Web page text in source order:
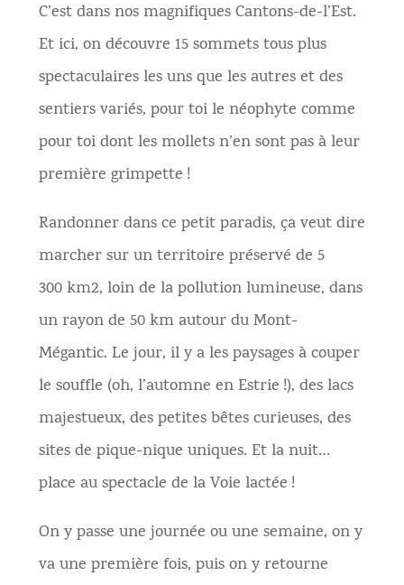
C’est dans nos magnifiques Cantons-de-l’Est.
Et ici, on découvre 15 sommets tous plus
spectaculaires les uns que les autres et des
sentiers variés, pour toi le néophyte comme
pour toi dont les mollets n’en sont pas à leur
première grimpette !
Randonner dans ce petit paradis, ça veut dire
marcher sur un territoire préservé de 5
300 km2, loin de la pollution lumineuse, dans
un rayon de 50 km autour du Mont-
Mégantic. Le jour, il y a les paysages à couper
le souffle (oh, l’automne en Estrie !), des lacs
majestueux, des petites bêtes curieuses, des
sites de pique-nique uniques. Et la nuit…
place au spectacle de la Voie lactée !
On y passe une journée ou une semaine, on y
va une première fois, puis on y retourne